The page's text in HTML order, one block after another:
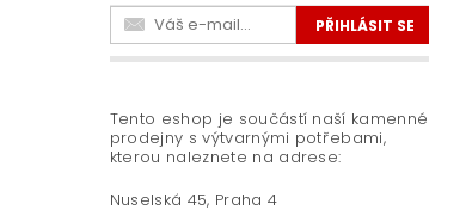
Tento eshop je součástí naší kamenné
prodejny s výtvarnými potřebami,
kterou naleznete na adrese:
Nuselská 45, Praha 4